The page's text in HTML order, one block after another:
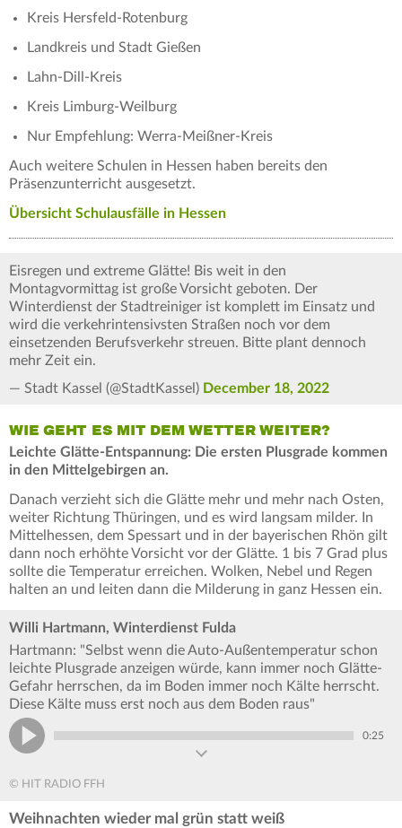
Kreis Hersfeld-Rotenburg
Landkreis und Stadt Gießen
Lahn-Dill-Kreis
Kreis Limburg-Weilburg
Nur Empfehlung: Werra-Meißner-Kreis
Auch weitere Schulen in Hessen haben bereits den
Präsenzunterricht ausgesetzt.
Übersicht Schulausfälle in Hessen
Eisregen und extreme Glätte! Bis weit in den
Montagvormittag ist große Vorsicht geboten. Der
Winterdienst der Stadtreiniger ist komplett im Einsatz und
wird die verkehrintensivsten Straßen noch vor dem
einsetzenden Berufsverkehr streuen. Bitte plant dennoch
mehr Zeit ein.
— Stadt Kassel (@StadtKassel) December 18, 2022
WIE GEHT ES MIT DEM WETTER WEITER?
Leichte Glätte-Entspannung: Die ersten Plusgrade kommen
in den Mittelgebirgen an.
Danach verzieht sich die Glätte mehr und mehr nach Osten,
weiter Richtung Thüringen, und es wird langsam milder. In
Mittelhessen, dem Spessart und in der bayerischen Rhön gilt
dann noch erhöhte Vorsicht vor der Glätte. 1 bis 7 Grad plus
sollte die Temperatur erreichen. Wolken, Nebel und Regen
halten an und leiten dann die Milderung in ganz Hessen ein.
Willi Hartmann, Winterdienst Fulda
Hartmann: "Selbst wenn die Auto-Außentemperatur schon
leichte Plusgrade anzeigen würde, kann immer noch Glätte-
Gefahr herrschen, da im Boden immer noch Kälte herrscht.
Diese Kälte muss erst noch aus dem Boden raus"
0:25
© HIT RADIO FFH
Weihnachten wieder mal grün statt weiß